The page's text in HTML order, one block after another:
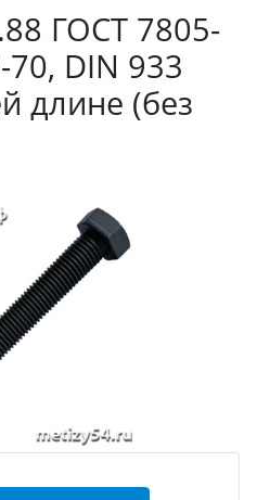
ГОСТ 7805-
DIN 933
длине (без